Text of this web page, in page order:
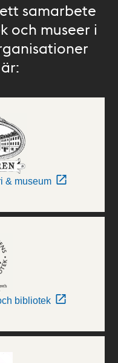
samarbete
och museer i
& museum
bibliotek